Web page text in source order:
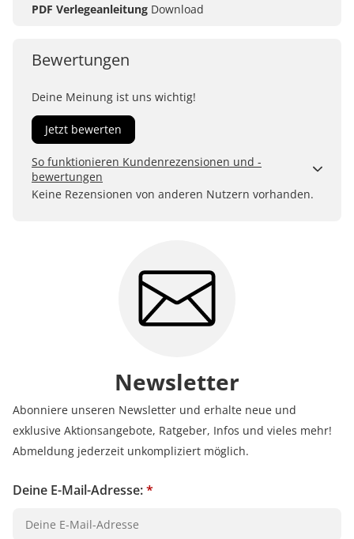
PDF Verlegeanleitung Download
Bewertungen
Deine Meinung ist uns wichtig!
Jetzt bewerten
So funktionieren Kundenrezensionen und -
bewertungen
Kundenbewertungen sind für uns und unsere Kunden
Erfahren Sie mehr darüber, wie Kundenbewertungen
bei uns funktionieren
Keine Rezensionen von anderen Nutzern vorhanden.
Newsletter
Abonniere unseren Newsletter und erhalte neue und
exklusive Aktionsangebote, Ratgeber, Infos und vieles mehr!
Abmeldung jederzeit unkompliziert möglich.
Deine E-Mail-Adresse:*